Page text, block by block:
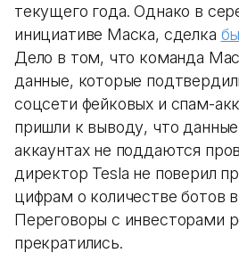
текущего года. Однако в
инициативе Маска, сделка
Дело в том, что команда
данные, которые
соцсети фейковых и спам-
пришли к выводу, что
аккаунтах не поддаются
директор Tesla не поверил
цифрам о количестве ботов
Переговоры с инвесторами
прекратились.